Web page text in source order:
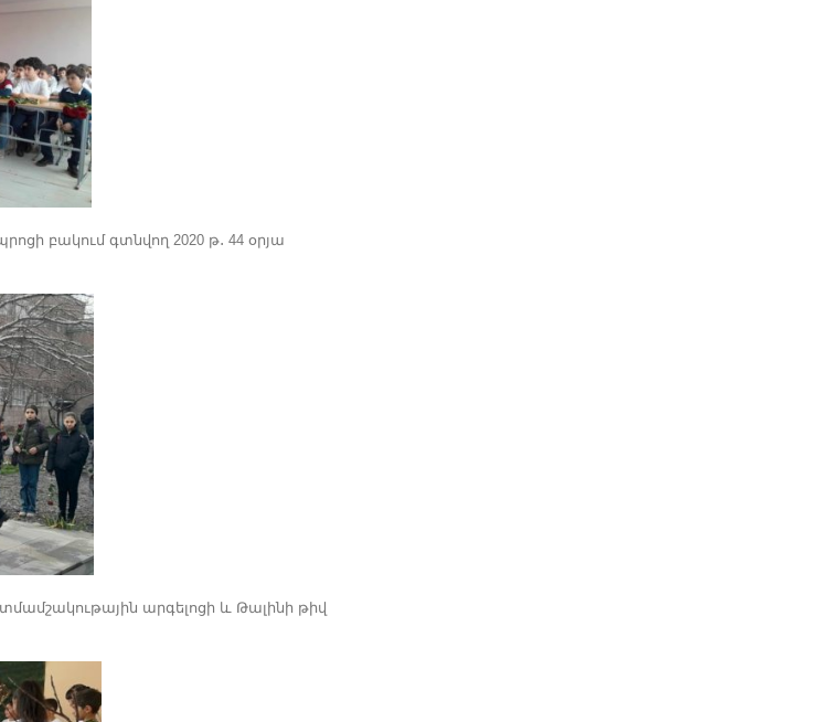
բակում գտնվող 2020 թ․ 44 օրյա
արգելոցի և Թալինի թիվ